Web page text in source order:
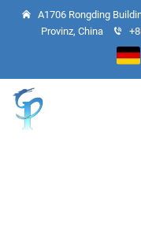
A1706 Rongding
Provinz, China